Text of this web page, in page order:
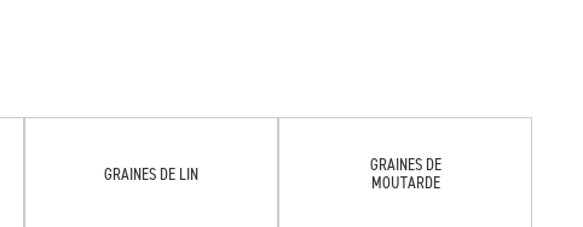
GRAINES DE LIN
GRAINES DE
MOUTARDE